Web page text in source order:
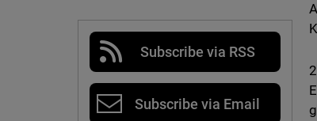
Subscribe via RSS
Subscribe via Email